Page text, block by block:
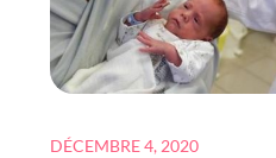
Posted
DÉCEMBRE 4, 2020